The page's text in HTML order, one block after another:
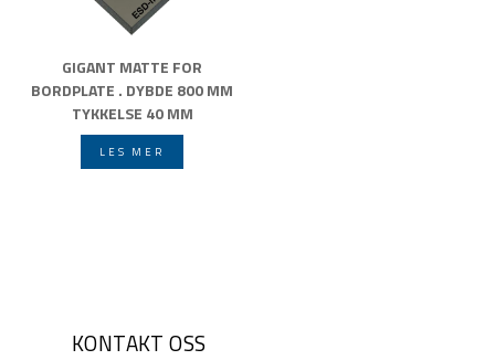
GIGANT MATTE FOR
BORDPLATE . DYBDE 800 MM
TYKKELSE 40 MM
LES MER
KONTAKT OSS